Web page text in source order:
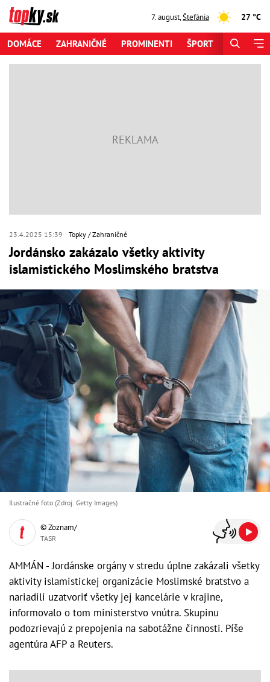
7. august,Štefánia 27 °C
DOMÁCE ZAHRANIČNÉ PROMINENTI ŠPORT
23.4.2025 15:39 Topky Zahraničné
Jordánsko zakázalo všetky aktivity
islamistického Moslimského bratstva
Ilustračné foto (Zdroj: Getty Images)
© Zoznam/
TASR
AMMÁN - Jordánske orgány v stredu úplne zakázali všetky
aktivity islamistickej organizácie Moslimské bratstvo a
nariadili uzatvoriť všetky jej kancelárie v krajine,
informovalo o tom ministerstvo vnútra. Skupinu
podozrievajú z prepojenia na sabotážne činnosti. Píše
agentúra AFP a Reuters.